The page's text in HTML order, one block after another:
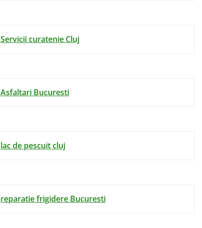
Servicii curatenie Cluj
Asfaltari Bucuresti
lac de pescuit cluj
reparatie frigidere Bucuresti